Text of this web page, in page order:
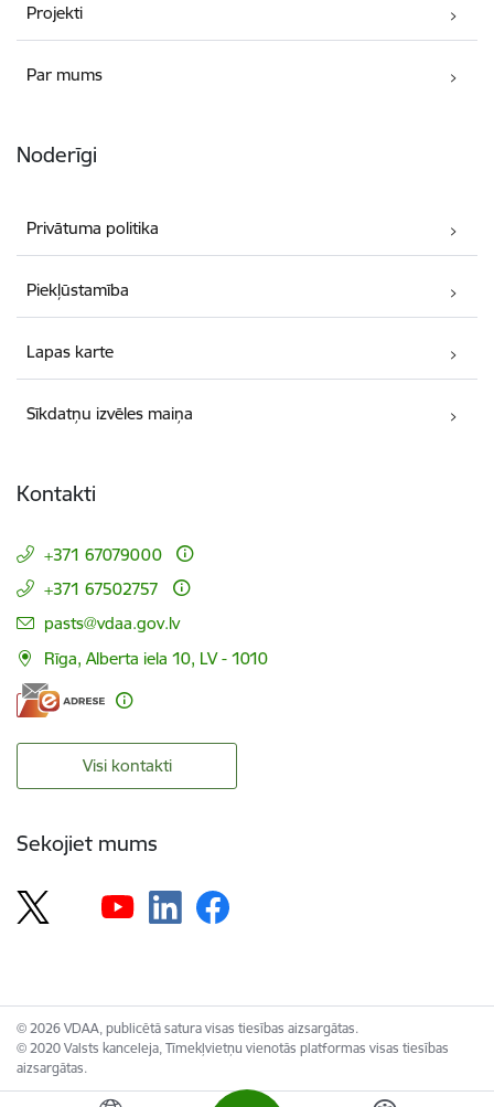
Projekti
Par mums
Noderīgi
Privātuma politika
Piekļūstamība
Lapas karte
Sīkdatņu izvēles maiņa
Kontakti
+371 67079000
+371 67502757
E-pasts:
pasts@vdaa.gov.lv
Rīga, Alberta iela 10, LV - 1010
Visi kontakti
Sekojiet mums
© 2026 VDAA, publicētā satura visas tiesības aizsargātas.
© 2020 Valsts kanceleja, Tīmekļvietņu vienotās platformas visas tiesības
aizsargātas.